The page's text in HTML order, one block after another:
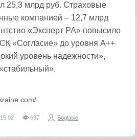
25,3 млрд руб. Страховые
компанией – 12,7 млрд
«Эксперт РА» повысило
«Согласие» до уровня А++
уровень надежности»,
15:02 697 Soglasie